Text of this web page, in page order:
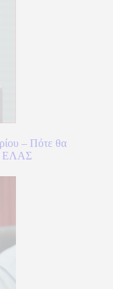
– Πότε θα
ΕΛΑΣ